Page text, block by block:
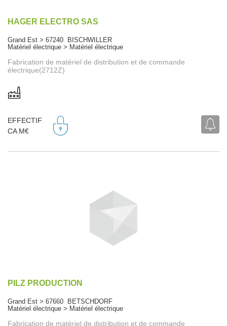
HAGER ELECTRO SAS
Grand Est > 67240 BISCHWILLER
Matériel électrique > Matériel électrique
Fabrication de matériel de distribution et de commande
électrique(2712Z)
EFFECTIF
CA M€
PILZ PRODUCTION
Grand Est > 67660 BETSCHDORF
Matériel électrique > Matériel électrique
Fabrication de matériel de distribution et de commande